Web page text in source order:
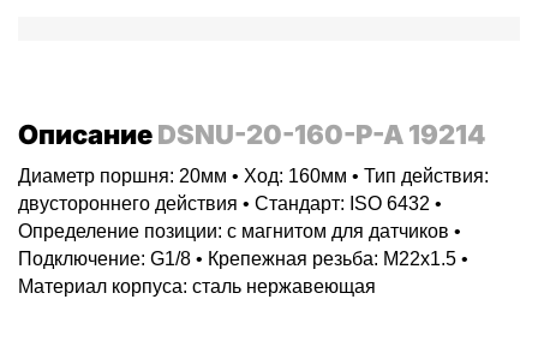
ОписаниеDSNU-20-160-P-A 19214
Диаметр поршня: 20мм • Ход: 160мм • Тип действия:
двустороннего действия • Стандарт: ISO 6432 •
Определение позиции: с магнитом для датчиков •
Подключение: G1/8 • Крепежная резьба: M22x1.5 •
Материал корпуса: сталь нержавеющая